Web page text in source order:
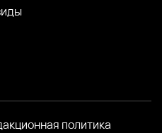
политика